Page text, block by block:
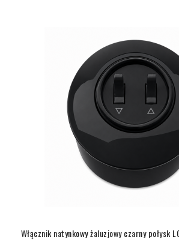
Włącznik natynkowy żaluzjowy czarny połysk